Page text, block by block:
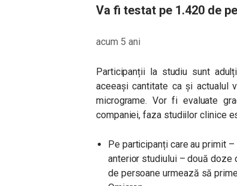
Va fi testat pe 1.420 de
acum 5 ani
Participanții la studiu sunt
aceeași cantitate ca și actualul
micrograme. Vor fi evaluate
companiei, faza studiilor clinice
Pe participanți care au primit
anterior studiului – două doze
de persoane urmează să